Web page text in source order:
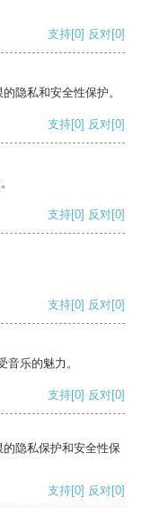
支持[0] 反对[0]
隐私和安全性保护。
支持[0] 反对[0]
支持[0] 反对[0]
支持[0] 反对[0]
乐的魅力。
支持[0] 反对[0]
隐私保护和安全性保
支持[0] 反对[0]